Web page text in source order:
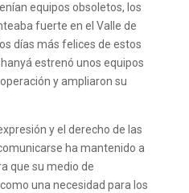
equipos obsoletos, los
fuerte en el Valle de
días más felices de estos
estrenó unos equipos
y ampliaron su
y el derecho de las
ha mantenido a
que su medio de
una necesidad para los